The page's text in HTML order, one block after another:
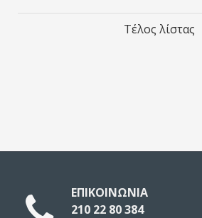
Τέλος λίστας
ΕΠΙΚΟΙΝΩΝΙΑ
210 22 80 384